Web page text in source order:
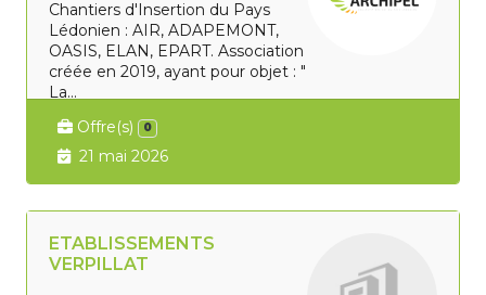
Chantiers d'Insertion du Pays
Lédonien : AIR, ADAPEMONT,
OASIS, ELAN, EPART. Association
créée en 2019, ayant pour objet : "
La...
Offre(s) 0
21 mai 2026
ETABLISSEMENTS
VERPILLAT